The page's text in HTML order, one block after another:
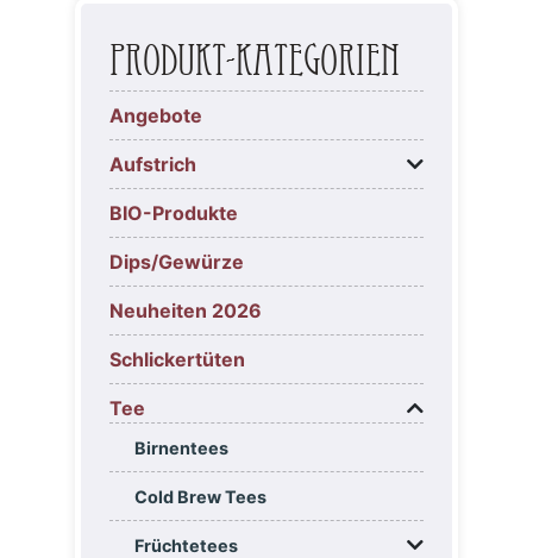
Produkt-Kategorien
Angebote
Aufstrich
BIO-Produkte
Dips/Gewürze
Neuheiten 2026
Schlickertüten
Tee
Birnentees
Cold Brew Tees
Früchtetees